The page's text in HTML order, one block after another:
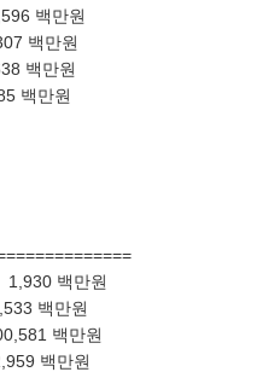
백만원
만원
만원
만원
백만원
백만원
백만원
백만원